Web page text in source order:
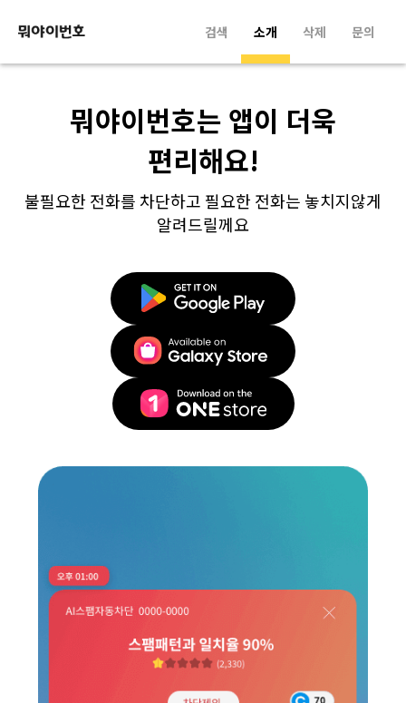
검색 소개 삭제 문의
뭐야이번호는 앱이 더욱
편리해요!
불필요한 전화를 차단하고 필요한 전화는 놓치지않게
알려드릴께요